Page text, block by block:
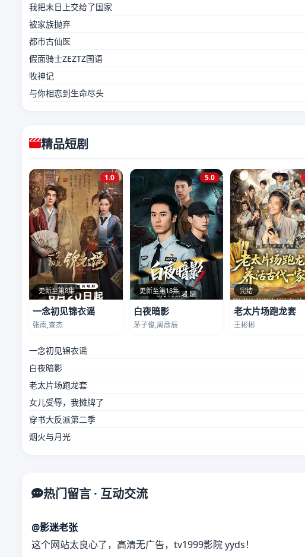
我把末日上交给了国家
被家族抛弃
都市古仙医
假面骑士ZEZTZ国语
牧神记
与你相恋到生命尽头
精品短剧
更新至第8集
1.0
一念初见锦衣谣
张南,查杰
更新至第18集
5.0
白夜暗影
茅子俊,周彦辰
完结
老太片场跑龙套
王彬彬
一念初见锦衣谣
白夜暗影
老太片场跑龙套
女儿受辱，我摊牌了
穿书大反派第二季
烟火与月光
热门留言 · 互动交流
@影迷老张
这个网站太良心了，高清无广告，tv1999影院 yyds！